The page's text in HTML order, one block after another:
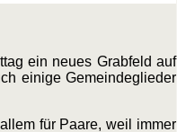
ein neues Grabfeld auf
einige Gemeindeglieder
für Paare, weil immer